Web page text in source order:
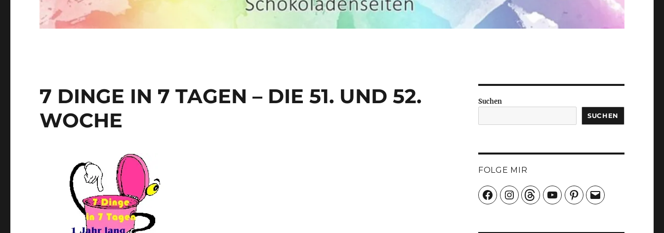
7 DINGE IN 7 TAGEN – DIE 51. UND 52.
WOCHE
Suchen
SUCHEN
FOLGE MIR
FacebookInstagramThreadsYouTubePinterest
E-
Mail